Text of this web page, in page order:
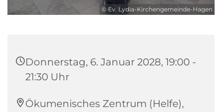
© Ev. Lydia-Kirchengemeinde-Hagen
Donnerstag, 6. Januar 2028, 19:00 -
21:30 Uhr
Ökumenisches Zentrum (Helfe),